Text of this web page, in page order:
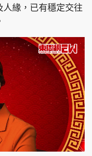
人緣，已有穩定交往